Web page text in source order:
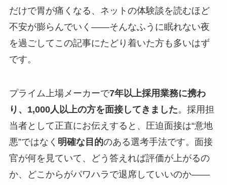
だけで胃が痛くなる、ネットの体験談を読むほど
不安が膨らんでいく——そんなふうに眠れない夜
を過ごしてこの記事にたどり着いた方も多いはず
です。
プライム上場メーカーで7年以上採用業務に携わ
り、1,000人以上の方を面接してきました。採用担
当者として正直にお伝えすると、圧迫面接は“意地
悪”ではなく 明確な目的のある選考手法です。面接
官が何を見ていて、どう答えれば評価が上がるの
か、どこからがパワハラで退席していいのか——